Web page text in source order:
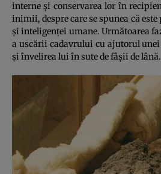
interne şi conservarea lor în
inimii, despre care se spunea că
şi inteligenţei umane. Următoarea
a uscării cadavrului cu ajutorul
şi învelirea lui în sute de fâşii de lână.